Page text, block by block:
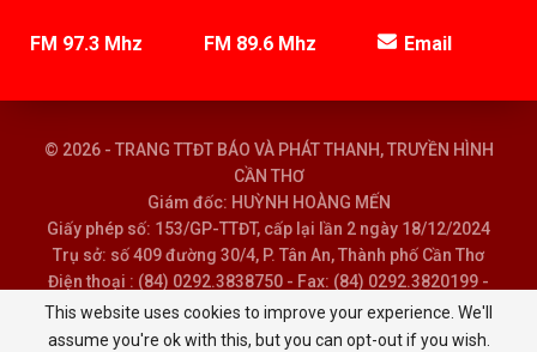
FM 97.3 Mhz FM 89.6 Mhz Email
© 2026 - TRANG TTĐT BÁO VÀ PHÁT THANH, TRUYỀN HÌNH
CẦN THƠ
Giám đốc: HUỲNH HOÀNG MẾN
Giấy phép số: 153/GP-TTĐT, cấp lại lần 2 ngày 18/12/2024
Trụ sở: số 409 đường 30/4, P. Tân An, Thành phố Cần Thơ
Điện thoại : (84) 0292.3838750 - Fax: (84) 0292.3820199 -
Email : baoptth@cantho.gov.vn
This website uses cookies to improve your experience. We'll
assume you're ok with this, but you can opt-out if you wish.